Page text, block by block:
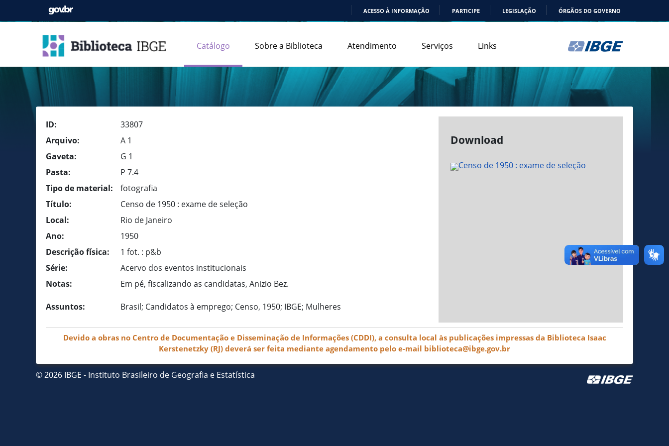
ACESSO À INFORMAÇÃO PARTICIPE LEGISLAÇÃO ÓRGÃOS DO GOVERNO
Catálogo Sobre a Biblioteca Atendimento Serviços Links
ID:
33807
Arquivo:
A 1
Gaveta:
G 1
Pasta:
P 7.4
Tipo de material:
fotografia
Título:
Censo de 1950 : exame de seleção
Local:
Rio de Janeiro
Ano:
1950
Descrição física:
1 fot. : p&b
Série:
Acervo dos eventos institucionais
Notas:
Em pé, fiscalizando as candidatas, Anizio Bez.
Assuntos: Brasil; Candidatos à emprego; Censo, 1950; IBGE; Mulheres
Download
Devido a obras no Centro de Documentação e Disseminação de Informações (CDDI), a consulta local às publicações impressas da Biblioteca Isaac
Kerstenetzky (RJ) deverá ser feita mediante agendamento pelo e-mail biblioteca@ibge.gov.br
© 2026 IBGE - Instituto Brasileiro de Geografia e Estatística